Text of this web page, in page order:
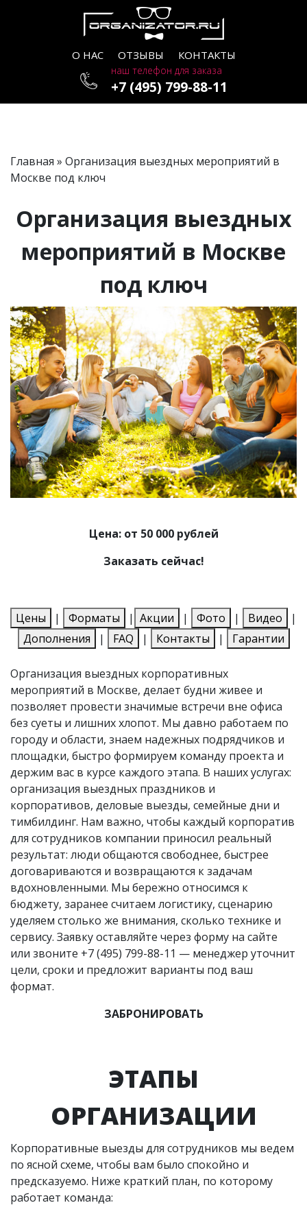
О НАС ОТЗЫВЫ КОНТАКТЫ
наш телефон для заказа
+7 (495) 799-88-11
Главная » Организация выездных мероприятий в
Москве под ключ
Организация выездных
мероприятий в Москве
под ключ
Цена: от 50 000 рублей
Заказать сейчас!
Цены | Форматы | Акции | Фото | Видео
|
Дополнения
| FAQ | Контакты | Гарантии
Организация выездных корпоративных
мероприятий в Москве, делает будни живее и
позволяет провести значимые встречи вне офиса
без суеты и лишних хлопот. Мы давно работаем по
городу и области, знаем надежных подрядчиков и
площадки, быстро формируем команду проекта и
держим вас в курсе каждого этапа. В наших услугах:
организация выездных праздников и
корпоративов, деловые выезды, семейные дни и
тимбилдинг. Нам важно, чтобы каждый корпоратив
для сотрудников компании приносил реальный
результат: люди общаются свободнее, быстрее
договариваются и возвращаются к задачам
вдохновленными. Мы бережно относимся к
бюджету, заранее считаем логистику, сценарию
уделяем столько же внимания, сколько технике и
сервису. Заявку оставляйте через форму на сайте
или звоните +7 (495) 799-88-11 — менеджер уточнит
цели, сроки и предложит варианты под ваш
формат.
ЗАБРОНИРОВАТЬ
ЭТАПЫ
ОРГАНИЗАЦИИ
Корпоративные выезды для сотрудников мы ведем
по ясной схеме, чтобы вам было спокойно и
предсказуемо. Ниже краткий план, по которому
работает команда: